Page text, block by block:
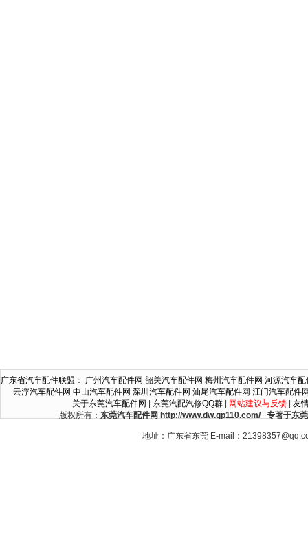
广东省汽车配件联盟 ： 广州汽车配件网 韶关汽车配件网 梅州汽车配件网 河源汽车配
云浮汽车配件网 中山汽车配件网 深圳汽车配件网 汕尾汽车配件网 江门汽车配件
关于东莞汽车配件网
东莞汽配汽修QQ群| 网站建议与反馈| 友
版权所有： 东莞汽车配件网 http://www.dw.qp110.com/ 专著于东
地址：广东省东莞 E-mail：